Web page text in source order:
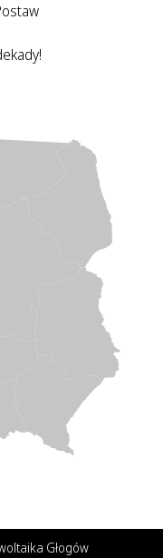
Głogów